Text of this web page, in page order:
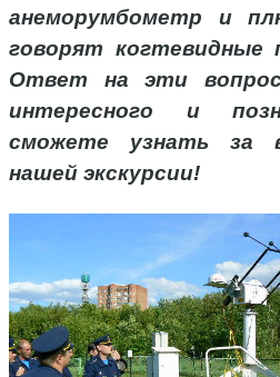
анеморумбометр и
говорят когтевидные
Ответ на эти
интересного и
сможете узнать за
нашей экскурсии!